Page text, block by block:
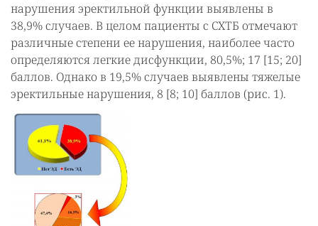
нарушения эректильной функции выявлены в
38,9% случаев. В целом пациенты с СХТБ отмечают
различные степени ее нарушения, наиболее часто
определяются легкие дисфункции, 80,5%; 17 [15; 20]
баллов. Однако в 19,5% случаев выявлены тяжелые
эректильные нарушения, 8 [8; 10] баллов (рис. 1).